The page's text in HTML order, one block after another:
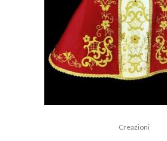
Creazioni